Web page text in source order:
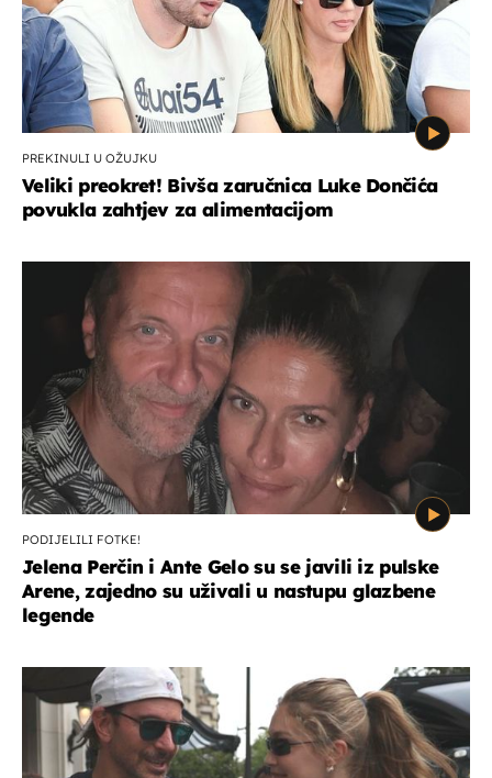
PREKINULI U OŽUJKU
Veliki preokret! Bivša zaručnica Luke Dončića
povukla zahtjev za alimentacijom
PODIJELILI FOTKE!
Jelena Perčin i Ante Gelo su se javili iz pulske
Arene, zajedno su uživali u nastupu glazbene
legende